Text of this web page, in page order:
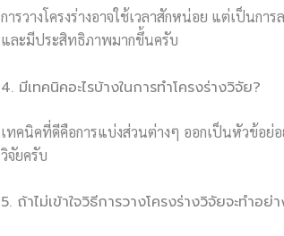
การวางโครงร่างอาจใช้เวลาสักหน่อย แต่เป็นก
และมีประสิทธิภาพมากขึ้นครับ
4. มีเทคนิคอะไรบ้างในการทำโครงร่างวิจัย?
เทคนิคที่ดีคือการแบ่งส่วนต่างๆ ออกเป็นหัวข้อย่
วิจัยครับ
5. ถ้าไม่เข้าใจวิธีการวางโครงร่างวิจัยจะทำอย่า